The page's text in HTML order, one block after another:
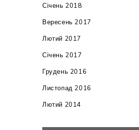
Січень 2018
Вересень 2017
Лютий 2017
Січень 2017
Грудень 2016
Листопад 2016
Лютий 2014